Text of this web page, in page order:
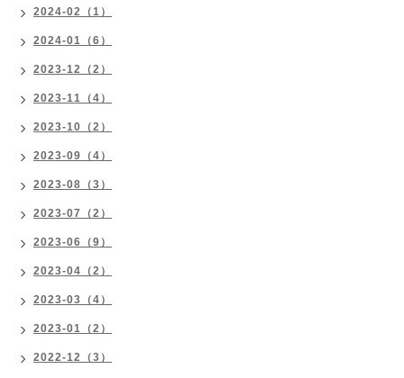
2024-02（1）
2024-01（6）
2023-12（2）
2023-11（4）
2023-10（2）
2023-09（4）
2023-08（3）
2023-07（2）
2023-06（9）
2023-04（2）
2023-03（4）
2023-01（2）
2022-12（3）